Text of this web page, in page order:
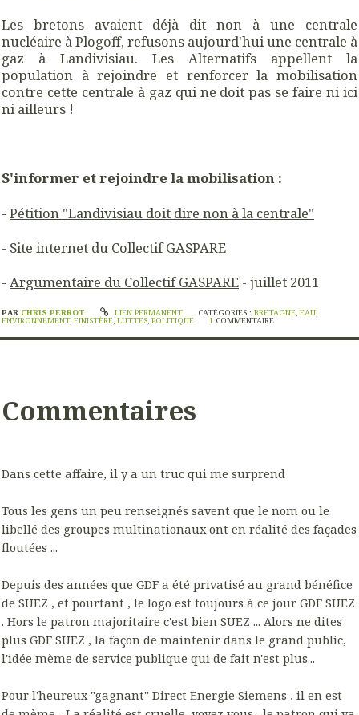
Les bretons avaient déjà dit non à une centrale
nucléaire à Plogoff, refusons aujourd'hui une centrale à
gaz à Landivisiau. Les Alternatifs appellent la
population à rejoindre et renforcer la mobilisation
contre cette centrale à gaz qui ne doit pas se faire ni ici
ni ailleurs !
S'informer et rejoindre la mobilisation :
- Pétition "Landivisiau doit dire non à la centrale"
- Site internet du Collectif GASPARE
- Argumentaire du Collectif GASPARE - juillet 2011
PAR CHRIS PERROT LIEN PERMANENT CATÉGORIES :BRETAGNE,EAU,
ENVIRONNEMENT, FINISTÈRE, LUTTES, POLITIQUE 1 COMMENTAIRE
Commentaires
Dans cette affaire, il y a un truc qui me surprend
Tous les gens un peu renseignés savent que le nom ou le
libellé des groupes multinationaux ont en réalité des façades
floutées ...
Depuis des années que GDF a été privatisé au grand bénéfice
de SUEZ , et pourtant , le logo est toujours à ce jour GDF SUEZ
. Hors le patron majoritaire c'est bien SUEZ ... Alors ne dites
plus GDF SUEZ , la façon de maintenir dans le grand public,
l'idée mème de service publique qui de fait n'est plus...
Pour l'heureux "gagnant" Direct Energie Siemens , il en est